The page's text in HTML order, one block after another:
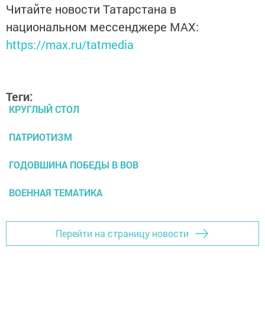
Читайте новости Татарстана в
национальном мессенджере MАХ:
https://max.ru/tatmedia
Теги:
КРУГЛЫЙ СТОЛ
ПАТРИОТИЗМ
ГОДОВШИНА ПОБЕДЫ В ВОВ
ВОЕННАЯ ТЕМАТИКА
Перейти на страницу новости